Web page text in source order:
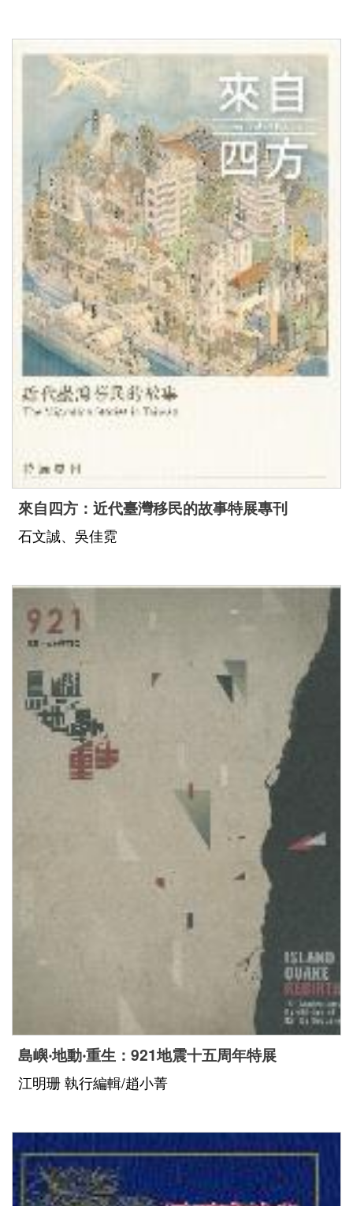
來自四方：近代臺灣移民的故事特展專刊
石文誠、吳佳霓
島嶼‧地動‧重生：921地震十五周年特展
江明珊 執行編輯/趙小菁